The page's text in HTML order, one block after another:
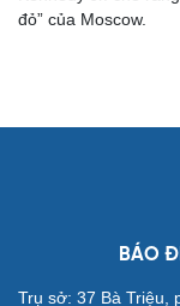
VOV.VN - Cháu trai
Ông Kennedy:
VOV.VN - Ứng viên
Kennedy Jr. cho